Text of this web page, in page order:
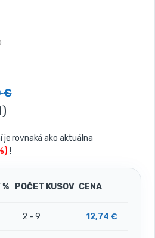
€
je rovnaká ako aktuálna
!
% POČET KUSOV CENA
2 - 9 12,74 €